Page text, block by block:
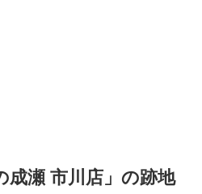
成瀬 市川店」の跡地